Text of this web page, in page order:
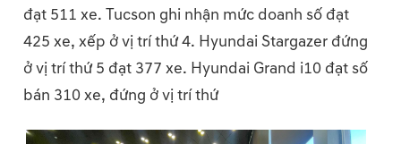
đạt 511 xe. Tucson ghi nhận mức doanh số đạt
425 xe, xếp ở vị trí thứ 4. Hyundai Stargazer đứng
ở vị trí thứ 5 đạt 377 xe. Hyundai Grand i10 đạt số
bán 310 xe, đứng ở vị trí thứ